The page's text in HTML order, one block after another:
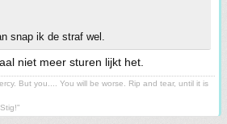
snap ik de straf wel.
niet meer sturen lijkt het.
But you.... You will be worse. Rip and tear, until it is